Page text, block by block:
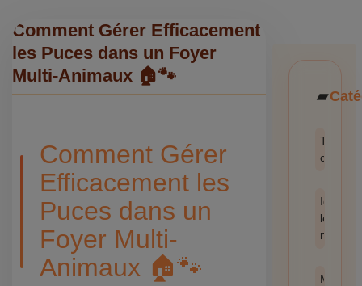
Comment Gérer Efficacement
les Puces dans un Foyer
Multi-Animaux 🏠🐾
Comment Gérer
Efficacement les
Puces dans un
Foyer Multi-
Animaux 🏠🐾
Toutes
les